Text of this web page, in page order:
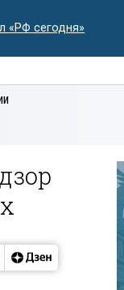
«РФ сегодня»
Деловая